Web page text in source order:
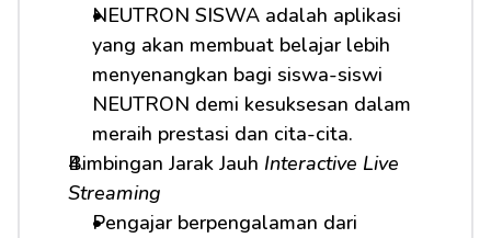
NEUTRON SISWA adalah aplikasi
yang akan membuat belajar lebih
menyenangkan bagi siswa-siswi
NEUTRON demi kesuksesan dalam
meraih prestasi dan cita-cita.
Bimbingan Jarak Jauh Interactive Live
Streaming
Pengajar berpengalaman dari